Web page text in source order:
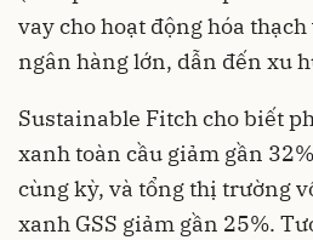
vay cho hoạt động hóa
ngân hàng lớn, dẫn đến xu
Sustainable Fitch cho biết
xanh toàn cầu giảm gần
cùng kỳ, và tổng thị trường
xanh GSS giảm gần 25%.